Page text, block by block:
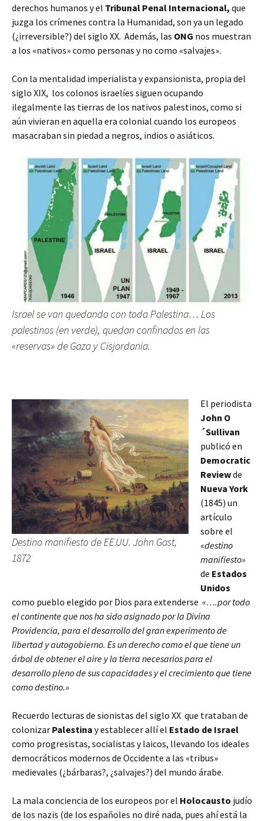
derechos humanos y el Tribunal Penal Internacional, que
juzga los crímenes contra la Humanidad, son ya un legado
(¿irreversible?) del siglo XX. Además, las ONG nos muestran
a los «nativos» como personas y no como «salvajes».
Con la mentalidad imperialista y expansionista, propia del
siglo XIX, los colonos israelíes siguen ocupando
ilegalmente las tierras de los nativos palestinos, como si
aún vivieran en aquella era colonial cuando los europeos
masacraban sin piedad a negros, indios o asiáticos.
Israel se van quedando con toda Palestina… Los
palestinos (en verde), quedan confinados en las
«reservas» de Gaza y Cisjordania.
Destino manifiesto de EE.UU. John Gast,
1872
El periodista
John O
´Sullivan
publicó en
Democratic
Reviewde
Nueva York
(1845) un
artículo
sobre el
«destino
manifiesto»
de Estados
Unidos
como pueblo elegido por Dios para extenderse «….por todo
el continente que nos ha sido asignado por la Divina
Providencia, para el desarrollo del gran experimento de
libertad y autogobierno. Es un derecho como el que tiene un
árbol de obtener el aire y la tierra necesarios para el
desarrollo pleno de sus capacidades y el crecimiento que tiene
como destino.»
Recuerdo lecturas de sionistas del siglo XX que trataban de
colonizar Palestina y establecer allí el Estado de Israel
como progresistas, socialistas y laicos, llevando los ideales
democráticos modernos de Occidente a las «tribus»
medievales (¿bárbaras?, ¿salvajes?) del mundo árabe.
La mala conciencia de los europeos por el Holocausto judío
de los nazis (de los españoles no diré nada, pues ahí está la